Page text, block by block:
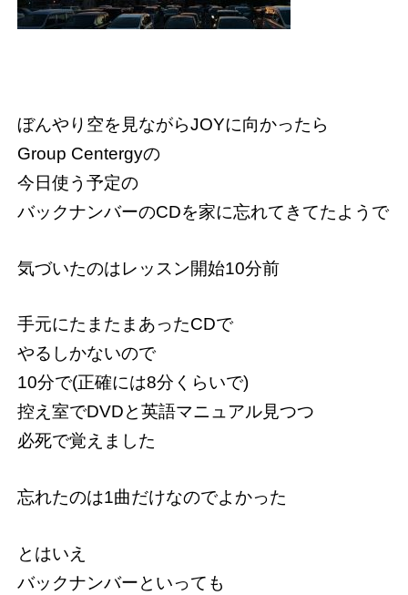
ぼんやり空を見ながらJOYに向かったら
Group Centergyの
今日使う予定の
バックナンバーのCDを家に忘れてきてたようで
気づいたのはレッスン開始10分前
手元にたまたまあったCDで
やるしかないので
10分で(正確には8分くらいで)
控え室でDVDと英語マニュアル見つつ
必死で覚えました
忘れたのは1曲だけなのでよかった
とはいえ
バックナンバーといっても